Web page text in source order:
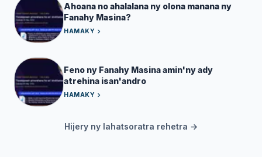
Ahoana no ahalalana ny olona manana ny
Fanahy Masina?
HAMAKY
Feno ny Fanahy Masina amin'ny ady
atrehina isan'andro
HAMAKY
Hijery ny lahatsoratra rehetra →